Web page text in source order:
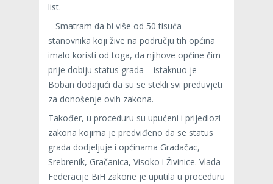
list.
– Smatram da bi više od 50 tisuća
stanovnika koji žive na području tih općina
imalo koristi od toga, da njihove općine čim
prije dobiju status grada – istaknuo je
Boban dodajući da su se stekli svi preduvjeti
za donošenje ovih zakona.
Također, u proceduru su upućeni i prijedlozi
zakona kojima je predviđeno da se status
grada dodjeljuje i općinama Gradačac,
Srebrenik, Gračanica, Visoko i Živinice. Vlada
Federacije BiH zakone je uputila u proceduru